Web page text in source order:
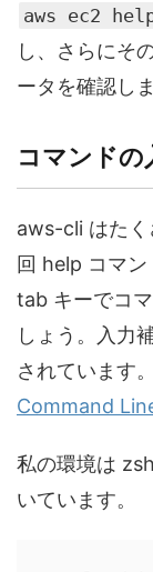
aws ec2
し、さらにそ
ータを確認しま
コマンドの
aws-cli はたく
回 help コマン
tab キーでコ
しょう。入力
されています
Command
私の環境は
いています。